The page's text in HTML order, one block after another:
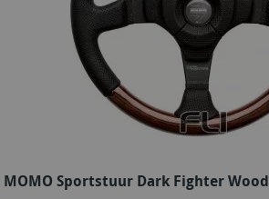
MOMO Sportstuur Dark Fighter Wood